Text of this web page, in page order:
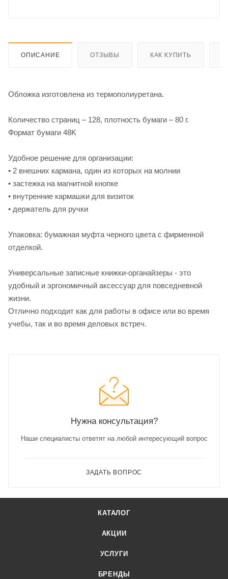
ОПИСАНИЕ ОТЗЫВЫ КАК КУПИТЬ
Обложка изготовлена из термополиуретана.
Количество страниц – 128, плотность бумаги – 80 г.
Формат бумаги 48K
Удобное решение для организации:
• 2 внешних кармана, один из которых на молнии
• застежка на магнитной кнопке
• внутренние кармашки для визиток
• держатель для ручки
Упаковка: бумажная муфта черного цвета с фирменной
отделкой.
Универсальные записные книжки-органайзеры - это
удобный и эргономичный аксессуар для повседневной
жизни.
Отлично подходит как для работы в офисе или во время
учебы, так и во время деловых встреч.
Нужна консультация?
Наши специалисты ответят на любой интересующий вопрос
ЗАДАТЬ ВОПРОС
КАТАЛОГ
АКЦИИ
УСЛУГИ
БРЕНДЫ